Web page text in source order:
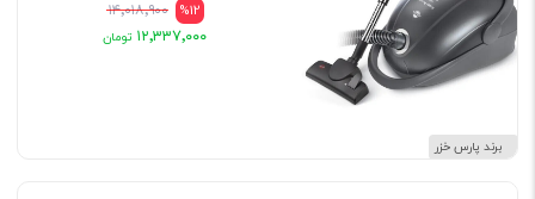
برند پارس خزر
%12 ۱۴٬۰۱۸٬۹۰۰
۱۲٬۳۳۷٬۰۰۰